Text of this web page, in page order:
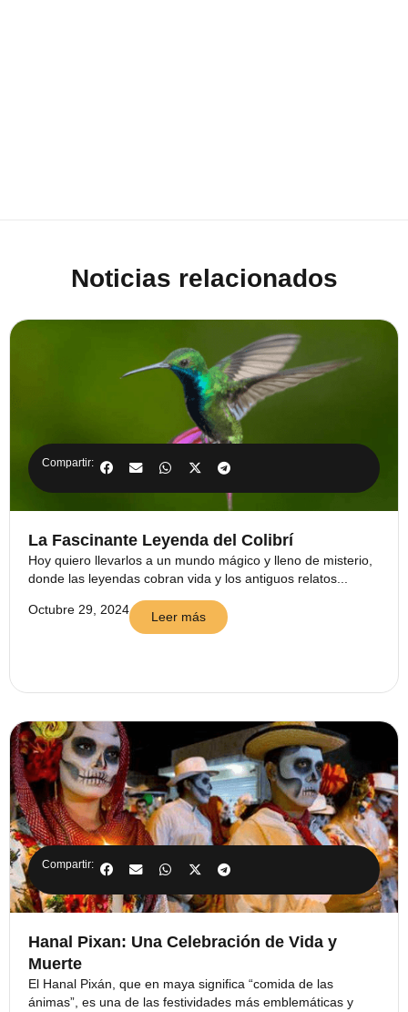
Noticias relacionados
Compartir:
La Fascinante Leyenda del Colibrí
Hoy quiero llevarlos a un mundo mágico y lleno de misterio,
donde las leyendas cobran vida y los antiguos relatos...
Octubre 29, 2024 Leer más
Compartir:
Hanal Pixan: Una Celebración de Vida y
Muerte
El Hanal Pixán, que en maya significa “comida de las
ánimas”, es una de las festividades más emblemáticas y